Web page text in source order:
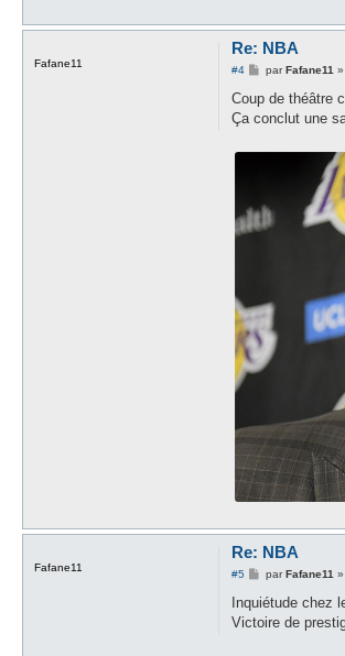
Fafane11
Re: NBA
#4
M
s
a
parFafane11
Coup de théâtre
Ça conclut une
Fafane11
Re: NBA
#5
M
s
a
parFafane11
Inquiétude chez
Victoire de